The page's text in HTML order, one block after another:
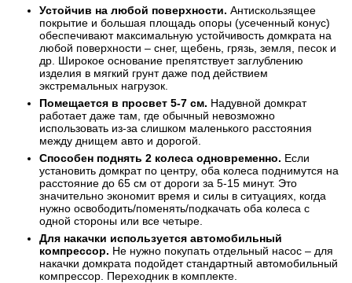
Устойчив на любой поверхности. Антискользящее
покрытие и большая площадь опоры (усеченный конус)
обеспечивают максимальную устойчивость домкрата на
любой поверхности – снег, щебень, грязь, земля, песок и
др. Широкое основание препятствует заглублению
изделия в мягкий грунт даже под действием
экстремальных нагрузок.
Помещается в просвет 5-7 см. Надувной домкрат
работает даже там, где обычный невозможно
использовать из-за слишком маленького расстояния
между днищем авто и дорогой.
Способен поднять 2 колеса одновременно. Если
установить домкрат по центру, оба колеса поднимутся на
расстояние до 65 см от дороги за 5-15 минут. Это
значительно экономит время и силы в ситуациях, когда
нужно освободить/поменять/подкачать оба колеса с
одной стороны или все четыре.
Для накачки используется автомобильный
компрессор. Не нужно покупать отдельный насос – для
накачки домкрата подойдет стандартный автомобильный
компрессор. Переходник в комплекте.